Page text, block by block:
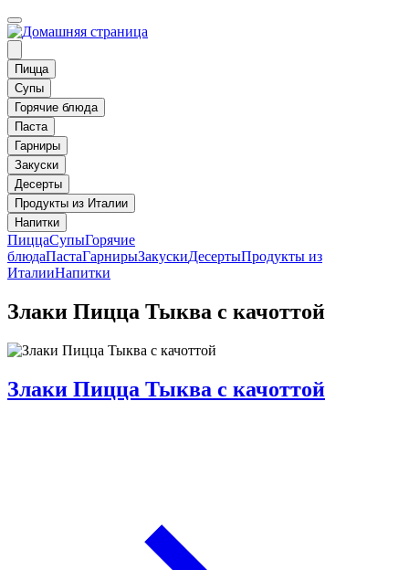
Пицца
Супы
Горячие блюда
Паста
Гарниры
Закуски
Десерты
Продукты из Италии
Напитки
ПиццаСупыГорячие
блюдаПастаГарнирыЗакускиДесертыПродукты из
ИталииНапитки
Злаки Пицца Тыква с качоттой
Злаки Пицца Тыква с качоттой